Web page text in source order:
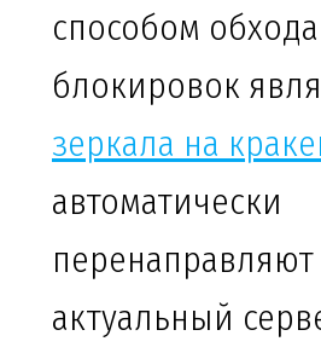
способом
блокировок
зеркала на
автоматически
актуальный